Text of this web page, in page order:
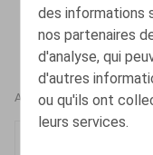
des informations
nos partenaires
d'analyse, qui
d'autres
ou qu'ils ont
leurs services.
AUTEURS